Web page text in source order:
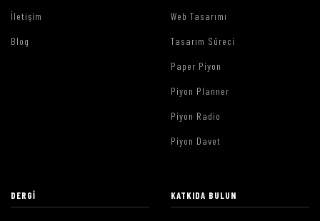
İletişim
Blog
Web Tasarımı
Tasarım Süreci
Paper Piyon
Piyon Planner
Piyon Radio
Piyon Davet
DERGI KATKIDA BULUN